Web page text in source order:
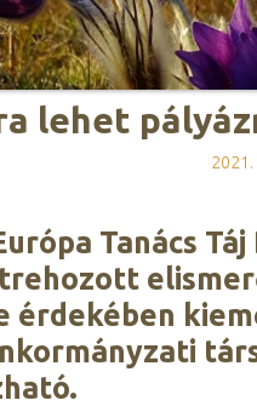
lehet
2021.
Tanács
érdekében